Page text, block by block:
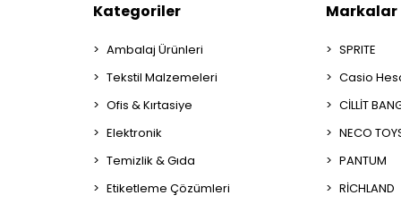
Kategoriler
Ambalaj Ürünleri
Tekstil Malzemeleri
Ofis & Kırtasiye
Elektronik
Temizlik & Gıda
Etiketleme Çözümleri
Markalar
SPRITE
Casio
CİLLİT
NECO
PANTUM
RİCHLAND